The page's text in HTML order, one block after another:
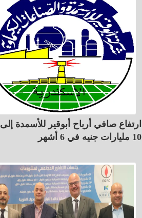
ارتفاع صافي أرباح أبوقير للأسمدة إلى
10 مليارات جنيه في 6 أشهر